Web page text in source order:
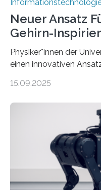
Neuer Ansatz
Gehirn-
Physiker*innen der
einen innovativen
Lösungsweg ist
stellt die heutige
Herausforderungen.
Prozessoren stoßen an
viel Energie, die
sind voneinander
bremst komplexe
immer größer werden
15.09.2025